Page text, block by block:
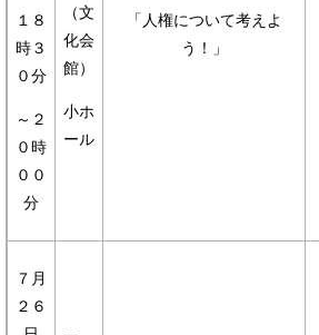
１８
時３
０分
～２
０時
００
分
（文
化会
館）
小ホ
ール
「人権について考えよ
う！」
７月
２６